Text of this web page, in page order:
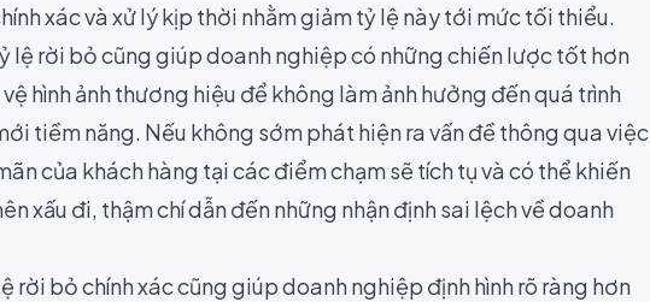
xác và xử lý kịp thời nhằm giảm tỷ lệ này tới mức tối thiểu.
lệ rời bỏ cũng giúp doanh nghiệp có những chiến lược tốt hơn
hình ảnh thương hiệu để không làm ảnh hưởng đến quá trình
tiềm năng. Nếu không sớm phát hiện ra vấn đề thông qua việc
của khách hàng tại các điểm chạm sẽ tích tụ và có thể khiến
xấu đi, thậm chí dẫn đến những nhận định sai lệch về doanh
rời bỏ chính xác cũng giúp doanh nghiệp định hình rõ ràng hơn